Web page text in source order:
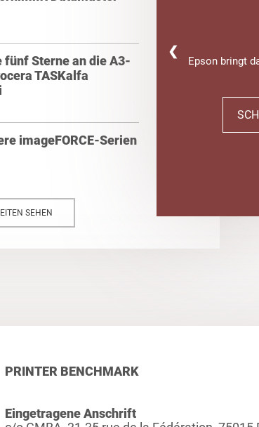
Sterne an die A3-
TASKalfa
imageFORCE-Serien
SEHEN
Epson bringt
❮
PRINTER BENCHMARK
Eingetragene Anschrift